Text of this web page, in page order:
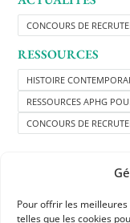
Pour offrir les
telles que les cookies
CONCOURS DE
RESSOURCES
HISTOIRE
RESSOURCES APHG
CONCOURS DE